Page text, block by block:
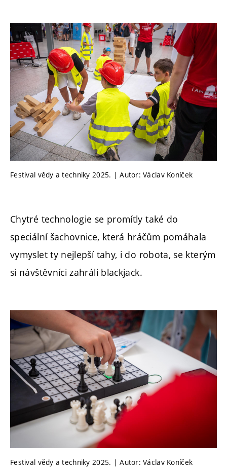
Festival vědy a techniky 2025. | Autor: Václav Koníček
Chytré technologie se promítly také do
speciální šachovnice, která hráčům pomáhala
vymyslet ty nejlepší tahy, i do robota, se kterým
si návštěvníci zahráli blackjack.
Festival vědy a techniky 2025. | Autor: Václav Koníček